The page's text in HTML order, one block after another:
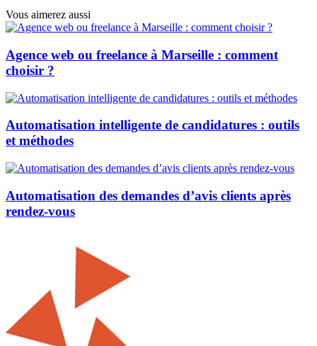
Vous aimerez aussi
Agence web ou freelance à Marseille : comment
choisir ?
Automatisation intelligente de candidatures : outils
et méthodes
Automatisation des demandes d’avis clients après
rendez-vous